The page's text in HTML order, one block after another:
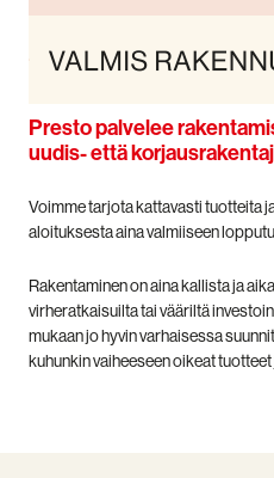
Presto palvelee
uudis- että
Voimme tarjota kattavasti tuotteita
aloituksesta aina valmiiseen
Rakentaminen on aina kallista ja
virheratkaisuilta tai vääriltä
mukaan jo hyvin varhaisessa
kuhunkin vaiheeseen oikeat tuotteet